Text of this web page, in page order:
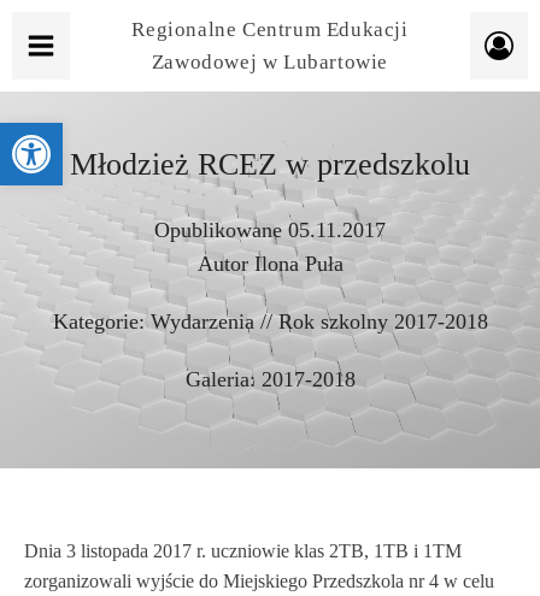
Regionalne Centrum Edukacji
Zawodowej w Lubartowie
Młodzież RCEZ w przedszkolu
Opublikowane 05.11.2017
Autor Ilona Puła
Kategorie:Wydarzenia//Rok szkolny 2017-2018
Galeria: 2017-2018
Dnia 3 listopada 2017 r. uczniowie klas 2TB, 1TB i 1TM
zorganizowali wyjście do Miejskiego Przedszkola nr 4 w celu
Otwórz pasek narzędzi